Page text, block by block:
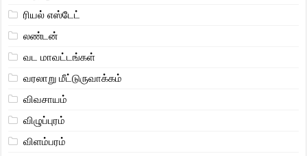
ரியல் எஸ்டேட்
லண்டன்
வட மாவட்டங்கள்
வரலாறு மீட்டுருவாக்கம்
விவசாயம்
விழுப்புரம்
விளம்பரம்